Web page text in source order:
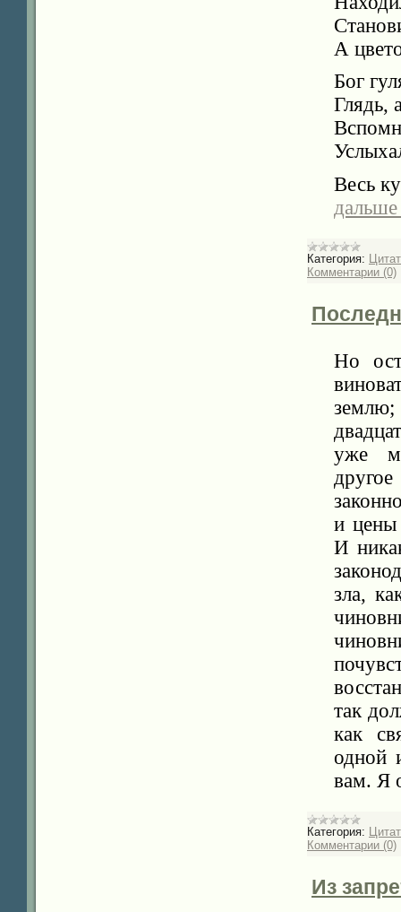
А
Бог
Глядь,
Весь
Категория:
Комментарии (0)
Но
землю;
уже
и цены
И
зла,
так
как
одной
вам. Я
Категория:
Комментарии (0)
Из